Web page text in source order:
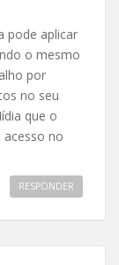
pode aplicar
o mesmo
por
no seu
que o
no
RESPONDER